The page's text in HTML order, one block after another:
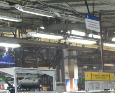
АКЦИИ
НОВОСТИ